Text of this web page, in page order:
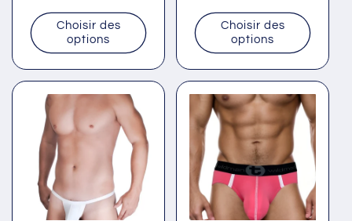
Choisir des
options
habituel
Choisir des
options